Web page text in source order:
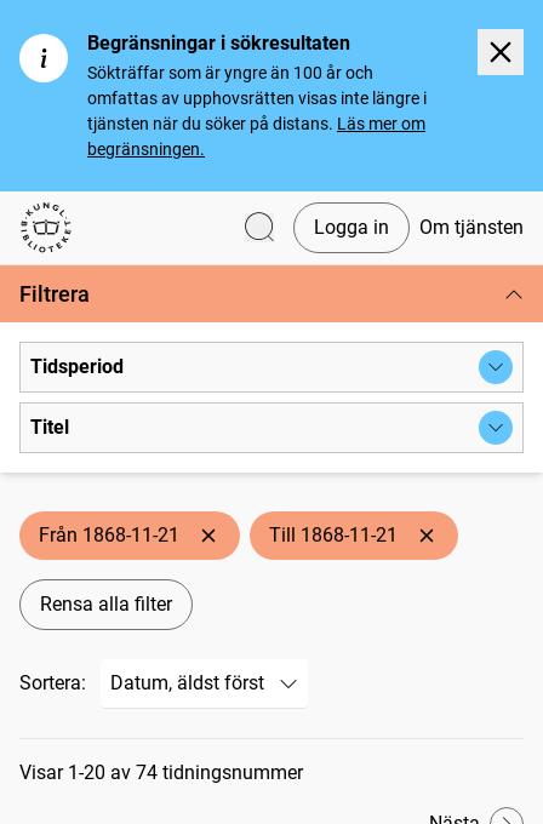
Begränsningar i sökresultaten
Sökträffar som är yngre än 100 år och
omfattas av upphovsrätten visas inte längre i
tjänsten när du söker på distans. Läs mer om
begränsningen.
Svenska tidningar
Logga in Om tjänsten
Filtrera
Tidsperiod
Titel
Från 1868-11-21 Till 1868-11-21
Rensa alla filter
Sortera:
Sökresultat
Visar 1-20 av 74 tidningsnummer